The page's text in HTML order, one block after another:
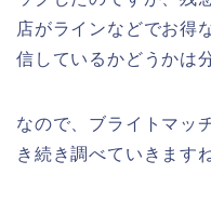
店がラインなどでお得
信しているかどうかは
なので、ブライトマッ
き続き調べていきます